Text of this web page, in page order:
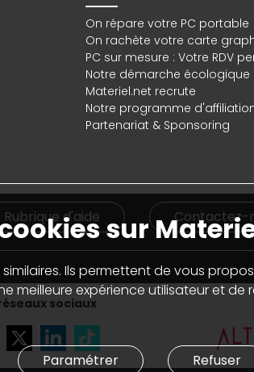
On répare votre PC portable
On rachète votre carte
PC sur mesure : Votre RDV
Notre démarche écologique
Materiel.net recrute
Notre programme
Partenariat & Sponsoring
Rubrique d'aide Contactez-
sociaux
sur
Ils permettent de vous
meilleure expérience utilisateur et de
Paramétrer Refuser